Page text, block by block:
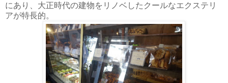
にあり、大正時代の建物をリノベしたクールなエクステリ
アが特長的。